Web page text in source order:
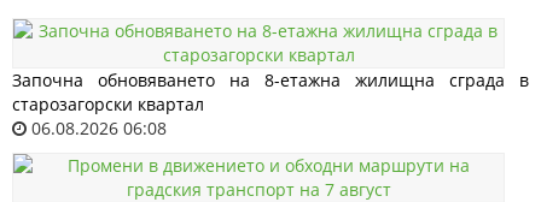
Започна обновяването на 8-етажна жилищна сграда в
старозагорски квартал
06.08.2026 06:08